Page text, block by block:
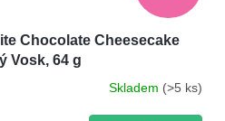
Chocolate Cheesecake
Vosk, 64 g
Skladem (>5 ks)